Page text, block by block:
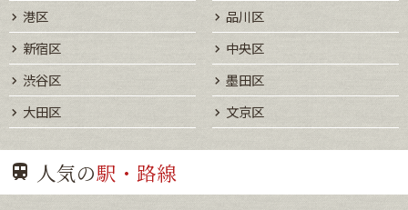
港区
品川区
新宿区
中央区
渋谷区
墨田区
大田区
文京区
人気の駅・路線